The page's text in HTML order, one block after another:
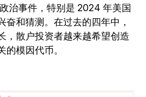
治事件，特别是 2024 年美国
奋和猜测。在过去的四年中，
，散户投资者越来越希望创造
模因代币。